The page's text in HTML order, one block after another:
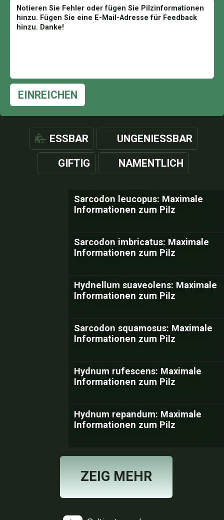
EINREICHEN
ESSBAR UNGENIESSBAR
GIFTIG NAMENTLICH
Sarcodon leucopus: Maximale
Informationen zum Pilz
Sarcodon imbricatus: Maximale
Informationen zum Pilz
Hydnellum suaveolens: Maximale
Informationen zum Pilz
Sarcodon squamosus: Maximale
Informationen zum Pilz
Hydnum rufescens: Maximale
Informationen zum Pilz
Hydnum repandum: Maximale
Informationen zum Pilz
ZEIG MEHR